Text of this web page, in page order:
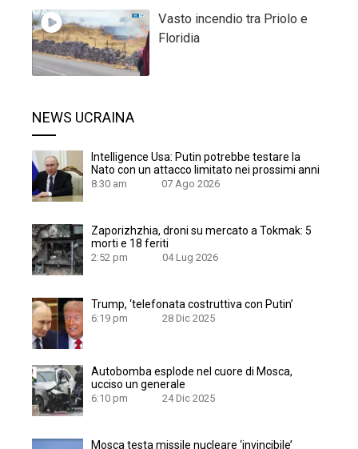
Vasto incendio tra Priolo e
Floridia
NEWS UCRAINA
Intelligence Usa: Putin potrebbe testare la
Nato con un attacco limitato nei prossimi anni
8:30 am 07 Ago 2026
Zaporizhzhia, droni su mercato a Tokmak: 5
morti e 18 feriti
2:52 pm 04 Lug 2026
Trump, ‘telefonata costruttiva con Putin’
6:19 pm 28 Dic 2025
Autobomba esplode nel cuore di Mosca,
ucciso un generale
6:10 pm 24 Dic 2025
Mosca testa missile nucleare ‘invincibile’